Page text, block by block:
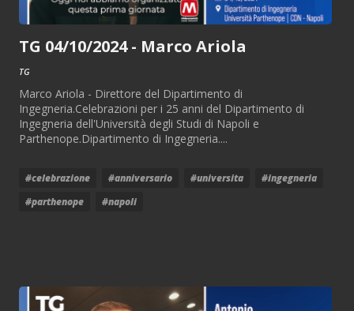
TG 04/10/2024 - Marco Ariola
TG
Marco Ariola - Direttore del Dipartimento di
Ingegneria.Celebrazioni per i 25 anni del Dipartimento di
Ingegneria dell'Università degli Studi di Napoli e
Parthenope.Dipartimento di Ingegneria....
#celebrazione #anniversario #universita
#ingegneria
#parthenope
#napoli